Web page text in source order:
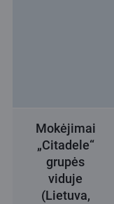
Mokėjimai
„Citadele“
grupės
viduje
(Lietuva,